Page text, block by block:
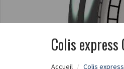
Colis
Accueil Colis